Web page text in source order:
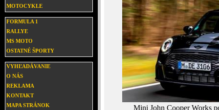
MOTOCYKLE
FORMULA 1
RALLYE
MS MOTO
OSTATNÉ ŠPORTY
VYHĽADÁVANIE
O NÁS
REKLAMA
KONTAKT
MAPA STRÁNOK
Mini John Cooper Works